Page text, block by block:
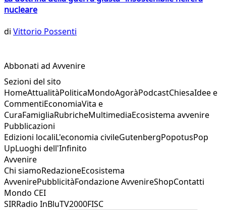
nucleare
di Vittorio Possenti
Abbonati ad Avvenire
Sezioni del sito
HomeAttualitàPoliticaMondoAgoràPodcastChiesaIdee e
CommentiEconomiaVita e
CuraFamigliaRubricheMultimediaEcosistema avvenire
Pubblicazioni
Edizioni localiL'economia civileGutenbergPopotusPop
UpLuoghi dell'Infinito
Avvenire
Chi siamoRedazioneEcosistema
AvvenirePubblicitàFondazione AvvenireShopContatti
Mondo CEI
SIRRadio InBluTV2000FISC